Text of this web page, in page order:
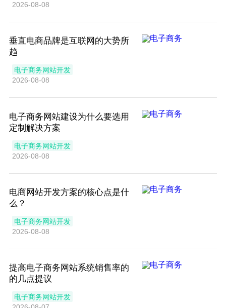
2026-08-08
垂直电商品牌是互联网的大势所
趋
电子商务网站开发
2026-08-08
电子商务网站建设为什么要选用
定制解决方案
电子商务网站开发
2026-08-08
电商网站开发方案的核心点是什
么？
电子商务网站开发
2026-08-08
提高电子商务网站系统销售率的
的几点提议
电子商务网站开发